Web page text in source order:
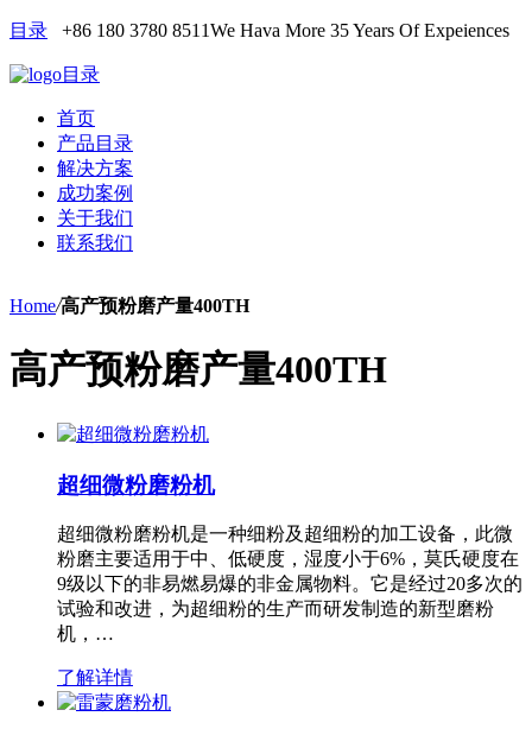
目录 +86 180 3780 8511We Hava More 35 Years Of Expeiences
目录
首页
产品目录
解决方案
成功案例
关于我们
联系我们
Home/高产预粉磨产量400TH
高产预粉磨产量400TH
超细微粉磨粉机
超细微粉磨粉机是一种细粉及超细粉的加工设备，此微
粉磨主要适用于中、低硬度，湿度小于6%，莫氏硬度在
9级以下的非易燃易爆的非金属物料。它是经过20多次的
试验和改进，为超细粉的生产而研发制造的新型磨粉
机，…
了解详情